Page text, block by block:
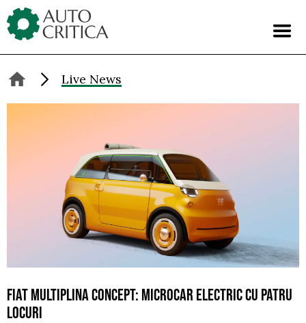
Skip
to
content
Live News
FIAT MULTIPLINA CONCEPT: MICROCAR ELECTRIC CU PATRU
LOCURI